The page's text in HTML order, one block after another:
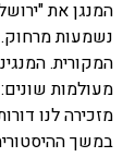
המנגן את
נשמעות
המקורית.
מעולמות
מזכירה לנו
במשך